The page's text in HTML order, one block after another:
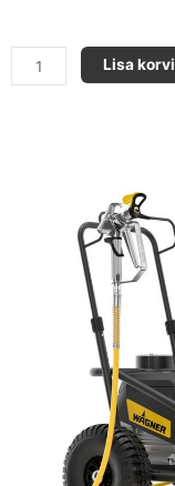
Superfinish
33
Lisa korvi